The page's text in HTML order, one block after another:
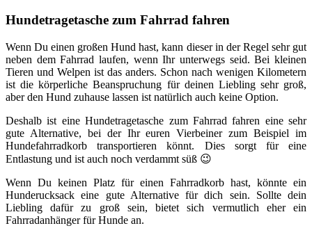
Hundetragetasche zum Fahrrad fahren
Wenn Du einen großen Hund hast, kann dieser in der Regel sehr gut
neben dem Fahrrad laufen, wenn Ihr unterwegs seid. Bei kleinen
Tieren und Welpen ist das anders. Schon nach wenigen Kilometern
ist die körperliche Beanspruchung für deinen Liebling sehr groß,
aber den Hund zuhause lassen ist natürlich auch keine Option.
Deshalb ist eine Hundetragetasche zum Fahrrad fahren eine sehr
gute Alternative, bei der Ihr euren Vierbeiner zum Beispiel im
Hundefahrradkorb transportieren könnt. Dies sorgt für eine
Entlastung und ist auch noch verdammt süß 😉
Wenn Du keinen Platz für einen Fahrradkorb hast, könnte ein
Hunderucksack eine gute Alternative für dich sein. Sollte dein
Liebling dafür zu groß sein, bietet sich vermutlich eher ein
Fahrradanhänger für Hunde an.